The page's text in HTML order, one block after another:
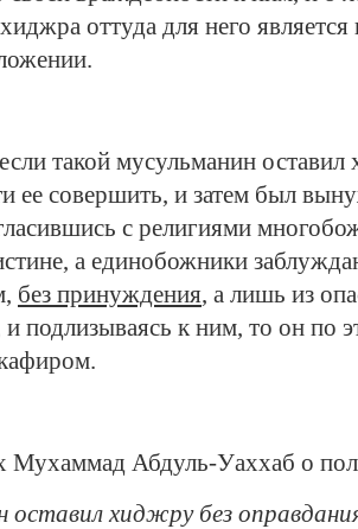
оттуда для него
такой мусульманин
ее совершить, и затем был
с религиями
а единобожники
без принуждения, а лишь из
подлизываясь к ним, то он по
Мухаммад Абдуль-Уаххаб о
оставил хиджру без